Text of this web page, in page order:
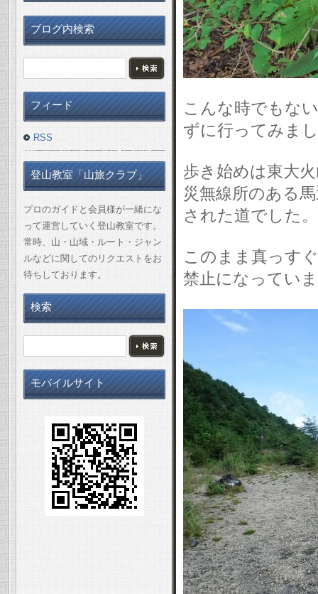
こんな時でもな
ずに行ってみま
歩き始めは東大
災無線所のある
された道でした。
このまま真っす
禁止になってい
ブログ内検索
フィード
RSS
登山教室「山旅クラブ」
プロのガイドと会員様が一緒にな
って運営していく登山教室です。
常時、山・山域・ルート・ジャン
ルなどに関してのリクエストをお
待ちしております。
検索
モバイルサイト